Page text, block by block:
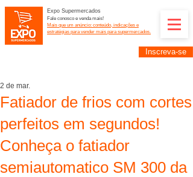
Expo Supermercados
Fale conosco e venda mais!
Mais que um anúncio: conteúdo, indicações e
estratégias para vender mais para supermercados.
Inscreva-se
Fatiador de frios com cortes
perfeitos em segundos!
Conheça o fatiador
semiautomatico SM 300 da
2 de mar.